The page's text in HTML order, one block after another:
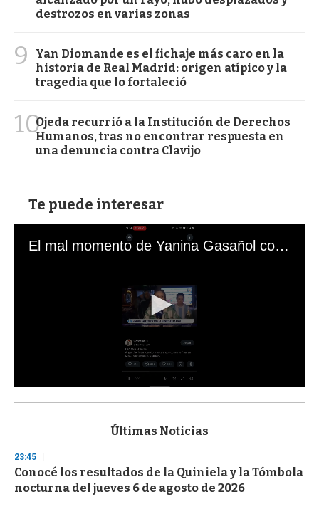
destrozos en varias zonas
9
Yan Diomande es el fichaje más caro en la
historia de Real Madrid: origen atípico y la
tragedia que lo fortaleció
10Ojeda recurrió a la Institución de Derechos
Humanos, tras no encontrar respuesta en
una denuncia contra Clavijo
Te puede interesar
El mal momento de Yanina Gasañol con un hincha argentino en "Subrayado"
s
d
s
o
f
Últimas Noticias
23:45
Conocé los resultados de la Quiniela y la Tómbola
nocturna del jueves 6 de agosto de 2026